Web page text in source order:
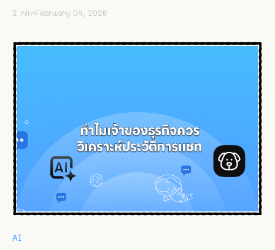
2 min•February 04, 2026
AI